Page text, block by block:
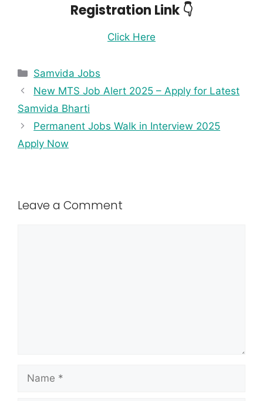
Registration Link 👇
Click Here
Samvida Jobs
New MTS Job Alert 2025 – Apply for Latest
Samvida Bharti
Permanent Jobs Walk in Interview 2025
Apply Now
Leave a Comment